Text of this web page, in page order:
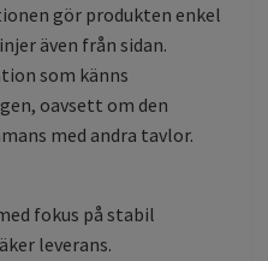
gör produkten enkel
även från sidan.
som känns
oavsett om den
med andra tavlor.
fokus på stabil
leverans.